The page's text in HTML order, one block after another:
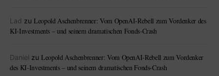
Lad zu Leopold Aschenbrenner: Vom OpenAI-Rebell zum Vordenker des
KI-Investments – und seinem dramatischen Fonds-Crash
Daniel zu Leopold Aschenbrenner: Vom OpenAI-Rebell zum Vordenker
des KI-Investments – und seinem dramatischen Fonds-Crash